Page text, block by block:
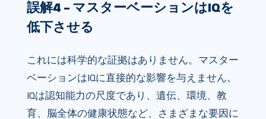
誤解4 – マスターベーションはIQを
低下させる
これには科学的な証拠はありません。マスター
ベーションはIQに直接的な影響を与えません。
IQは認知能力の尺度であり、遺伝、環境、教
育、脳全体の健康状態など、さまざまな要因に